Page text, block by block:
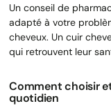
Un conseil de
adapté à votre
cheveux. Un cuir
qui retrouvent leur
Comment choisir
quotidien